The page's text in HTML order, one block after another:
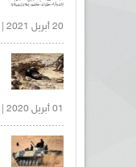
20 أبريل 2021 |
01 أبريل 2020 |